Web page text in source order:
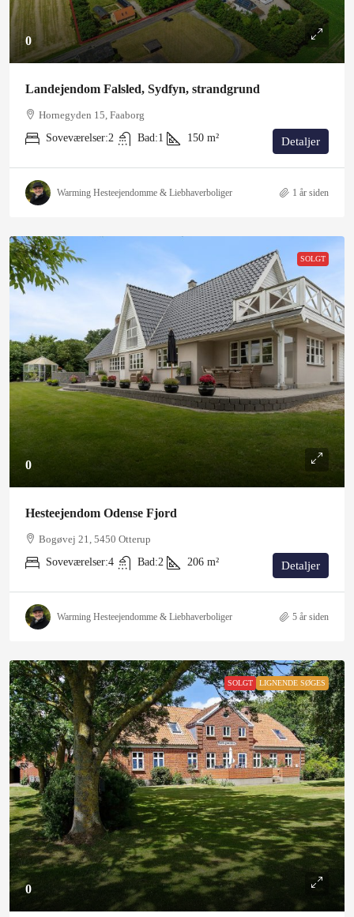
0
Landejendom Falsled, Sydfyn, strandgrund
Hornegyden 15, Faaborg
Soveværelser:2 Bad:1 150 m² Detaljer
Warming Hesteejendomme & Liebhaverboliger 1 år siden
SOLGT
0
Hesteejendom Odense Fjord
Bogøvej 21, 5450 Otterup
Soveværelser:4 Bad:2 206 m² Detaljer
Warming Hesteejendomme & Liebhaverboliger 5 år siden
SOLGT LIGNENDE SØGES
0